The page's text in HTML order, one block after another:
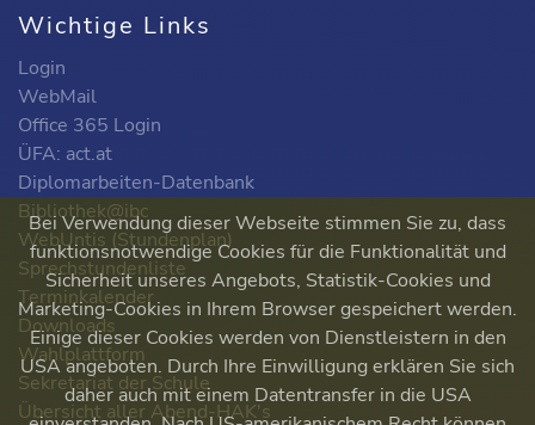
Wichtige Links
Login
WebMail
Office 365 Login
ÜFA: act.at
Diplomarbeiten-Datenbank
Bibliothek@ibc
WebUntis (Stundenplan)
Sprechstundenliste
Terminkalender
Downloads
Wahlplattform
Sekretariat der Schule
Übersicht aller Abend-HAK's
Bei Verwendung dieser Webseite stimmen Sie zu, dass
funktionsnotwendige Cookies für die Funktionalität und
Sicherheit unseres Angebots, Statistik-Cookies und
Marketing-Cookies in Ihrem Browser gespeichert werden.
Einige dieser Cookies werden von Dienstleistern in den
USA angeboten. Durch Ihre Einwilligung erklären Sie sich
daher auch mit einem Datentransfer in die USA